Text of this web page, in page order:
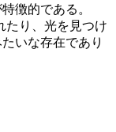
徴的である。
たり、光を見つけ
いな存在であり